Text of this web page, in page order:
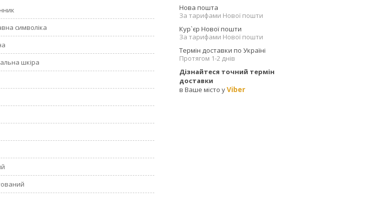
символіка
шкіра
Нова пошта
За тарифами Нової пошти
Кур`єр Нової пошти
За тарифами Нової пошти
Термін доставки по Україні
Протягом 1-2 днів
Дізнайтеся точний термін
доставки
в Ваше місто уViber